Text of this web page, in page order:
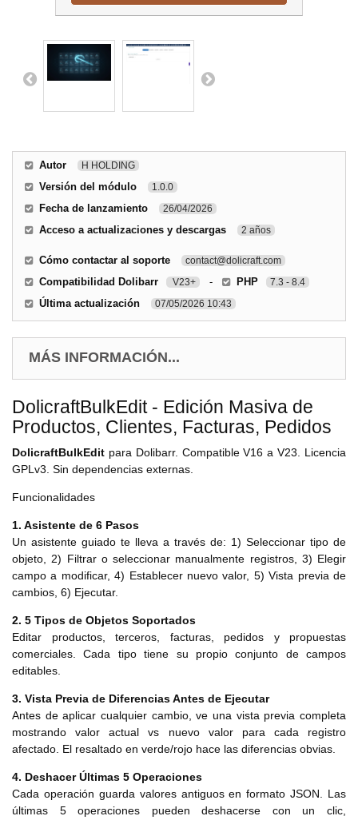
Autor H HOLDING
Versión del módulo 1.0.0
Fecha de lanzamiento 26/04/2026
Acceso a actualizaciones y descargas 2 años
Cómo contactar al soporte contact@dolicraft.com
Compatibilidad Dolibarr V23+ - PHP 7.3 - 8.4
Última actualización 07/05/2026 10:43
MÁS INFORMACIÓN...
DolicraftBulkEdit - Edición Masiva de
Productos, Clientes, Facturas, Pedidos
DolicraftBulkEdit para Dolibarr. Compatible V16 a V23. Licencia
GPLv3. Sin dependencias externas.
Funcionalidades
1. Asistente de 6 Pasos
Un asistente guiado te lleva a través de: 1) Seleccionar tipo de
objeto, 2) Filtrar o seleccionar manualmente registros, 3) Elegir
campo a modificar, 4) Establecer nuevo valor, 5) Vista previa de
cambios, 6) Ejecutar.
2. 5 Tipos de Objetos Soportados
Editar productos, terceros, facturas, pedidos y propuestas
comerciales. Cada tipo tiene su propio conjunto de campos
editables.
3. Vista Previa de Diferencias Antes de Ejecutar
Antes de aplicar cualquier cambio, ve una vista previa completa
mostrando valor actual vs nuevo valor para cada registro
afectado. El resaltado en verde/rojo hace las diferencias obvias.
4. Deshacer Últimas 5 Operaciones
Cada operación guarda valores antiguos en formato JSON. Las
últimas 5 operaciones pueden deshacerse con un clic,